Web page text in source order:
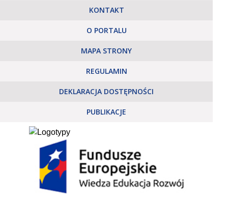
KONTAKT
O PORTALU
MAPA STRONY
REGULAMIN
DEKLARACJA DOSTĘPNOŚCI
PUBLIKACJE